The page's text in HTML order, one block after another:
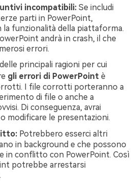
incompatibili: Se includi
parti in PowerPoint,
funzionalità della piattaforma.
andrà in crash, il che
errori.
principali ragioni per cui
gli errori di PowerPoint è
I file corrotti porteranno a
di file o anche a
Di conseguenza, avrai
modificare le presentazioni.
Potrebbero esserci altri
in background e che possono
in conflitto con PowerPoint. Così
potrebbe arrestarsi